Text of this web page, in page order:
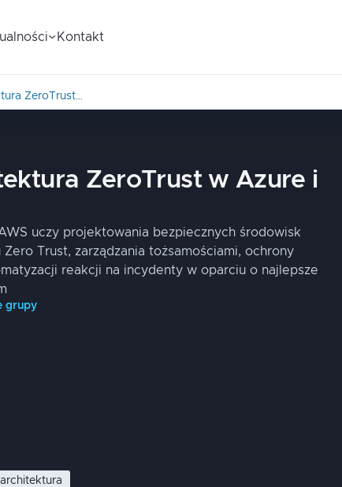
Kontakt
ZeroTrust…
ZeroTrust w Azure i
uczy projektowania bezpiecznych środowisk
Trust, zarządzania tożsamościami, ochrony
reakcji na incydenty w oparciu o najlepsze
grupy
architektura